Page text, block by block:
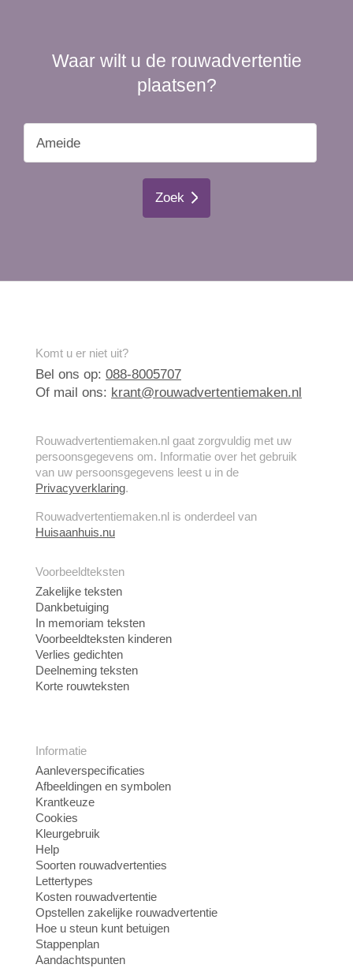
Waar wilt u de rouwadvertentie
plaatsen?
Zoek
Komt u er niet uit?
Bel ons op: 088-8005707
Of mail ons: krant@rouwadvertentiemaken.nl
Rouwadvertentiemaken.nl gaat zorgvuldig met uw
persoonsgegevens om. Informatie over het gebruik
van uw persoonsgegevens leest u in de
Privacyverklaring.
Rouwadvertentiemaken.nl is onderdeel van
Huisaanhuis.nu
Voorbeeldteksten
Zakelijke teksten
Dankbetuiging
In memoriam teksten
Voorbeeldteksten kinderen
Verlies gedichten
Deelneming teksten
Korte rouwteksten
Informatie
Aanleverspecificaties
Afbeeldingen en symbolen
Krantkeuze
Cookies
Kleurgebruik
Help
Soorten rouwadvertenties
Lettertypes
Kosten rouwadvertentie
Opstellen zakelijke rouwadvertentie
Hoe u steun kunt betuigen
Stappenplan
Aandachtspunten